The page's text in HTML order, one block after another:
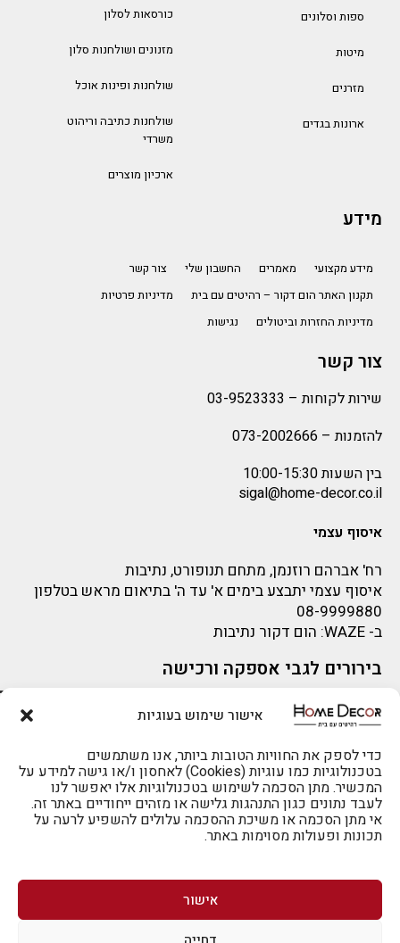
אישור שימוש בעוגיות
כדי לספק את החוויות הטובות ביותר, אנו משתמשים
בטכנולוגיות כמו עוגיות (Cookies) לאחסון ו/או גישה למידע על
המכשיר. מתן הסכמה לשימוש בטכנולוגיות אלו יאפשר לנו
לעבד נתונים כגון התנהגות גלישה או מזהים ייחודיים באתר זה.
אי מתן הסכמה או משיכת ההסכמה עלולים להשפיע לרעה על
תכונות ופעולות מסוימות באתר.
אישור
להזמנות 073-2002666
ספות וסלונים
מיטות
מזרנים
ארונות בגדים
כורסאות לסלון
מזנונים ושולחנות סלון
שולחנות ופינות אוכל
שולחנות כתיבה וריהוט
משרדי
ארכיון מוצרים
מידע
מידע מקצועי מאמרים החשבון שלי
צור קשר
תקנון האתר הום דקור – רהיטים עם בית
מדיניות פרטיות
מדיניות החזרות וביטולים
נגישות
צור קשר
שירות לקוחות – 03-9523333
להזמנות – 073-2002666
בין השעות 10:00-15:30
sigal@home-decor.co.il
איסוף עצמי
רח' אברהם רוזנמן, מתחם תנופורט, נתיבות
איסוף עצמי יתבצע בימים א' עד ה' בתיאום מראש בטלפון
08-9999880
ב- WAZE: הום דקור נתיבות
בירורים לגבי אספקה ורכישה
בירור לגבי אספקה -ניתן לפנות למייל:
sigal@home-decor.co.il
פניות לפני רכישה – ניתן לפנות למייל: omer@home-
decor.co.il
לרכישה טלפונית: 073-2002666